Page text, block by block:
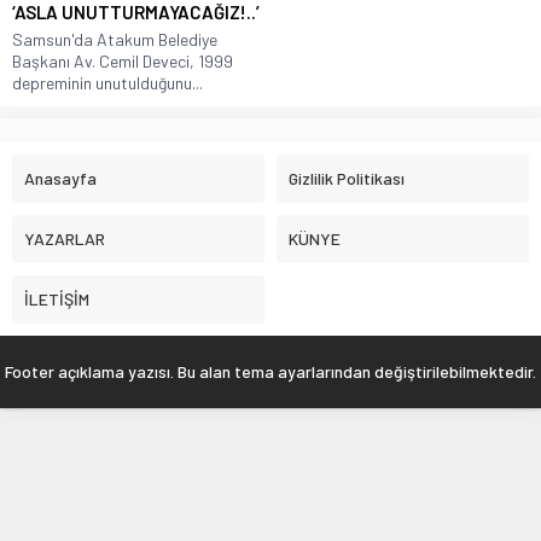
‘ASLA UNUTTURMAYACAĞIZ!..’
Samsun'da Atakum Belediye
Başkanı Av. Cemil Deveci, 1999
depreminin unutulduğunu...
Anasayfa Gizlilik Politikası
YAZARLAR KÜNYE
İLETİŞİM
Footer açıklama yazısı. Bu alan tema ayarlarından değiştirilebilmektedir.